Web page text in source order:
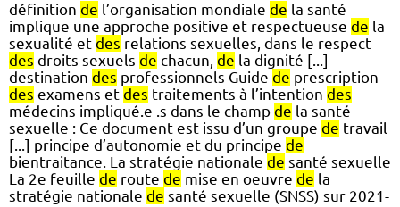
définition de l’organisation mondiale de la santé
implique une approche positive et respectueuse de la
sexualité et des relations sexuelles, dans le respect
des droits sexuels de chacun, de la dignité [...]
destination des professionnels Guide de prescription
des examens et des traitements à l’intention des
médecins impliqué.e .s dans le champ de la santé
sexuelle : Ce document est issu d’un groupe de travail
[...] principe d’autonomie et du principe de
bientraitance. La stratégie nationale de santé sexuelle
La 2e feuille de route de mise en oeuvre de la
stratégie nationale de santé sexuelle (SNSS) sur 2021-